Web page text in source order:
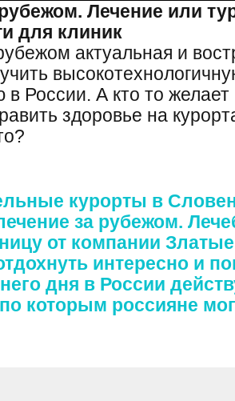
Лечение или
для клиник
актуальная и
в России. А кто то желает
здоровье на
курорты в
за рубежом.
от компании
интересно и
дня в России
которым россияне